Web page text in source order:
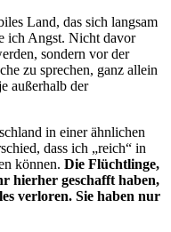
Land, das sich langsam
ich Angst. Nicht davor
sondern vor der
zu sprechen, ganz allein
außerhalb der
in einer ähnlichen
dass ich „reich“ in
können. Die Flüchtlinge,
hierher geschafft haben,
verloren. Sie haben nur